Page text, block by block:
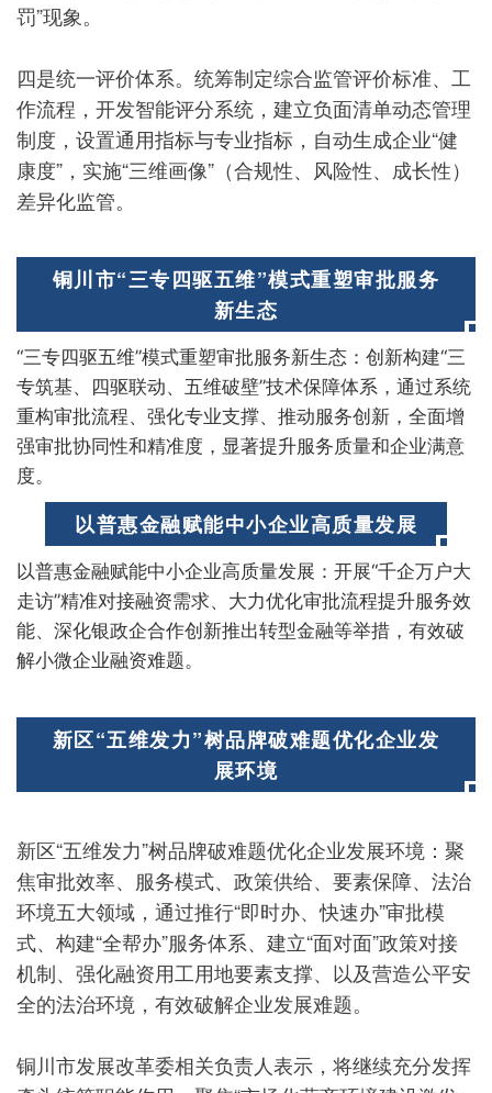
罚”现象。
四是统一评价体系。统筹制定综合监管评价标准、工
作流程，开发智能评分系统，建立负面清单动态管理
制度，设置通用指标与专业指标，自动生成企业“健
康度”，实施“三维画像”（合规性、风险性、成长性）
差异化监管。
铜川市“三专四驱五维”模式重塑审批服务
新生态
“三专四驱五维”模式重塑审批服务新生态：创新构建“三
专筑基、四驱联动、五维破壁”技术保障体系，通过系统
重构审批流程、强化专业支撑、推动服务创新，全面增
强审批协同性和精准度，显著提升服务质量和企业满意
度。
以普惠金融赋能中小企业高质量发展
以普惠金融赋能中小企业高质量发展：开展“千企万户大
走访”精准对接融资需求、大力优化审批流程提升服务效
能、深化银政企合作创新推出转型金融等举措，有效破
解小微企业融资难题。
新区“五维发力”树品牌破难题优化企业发
展环境
新区“五维发力”树品牌破难题优化企业发展环境：聚
焦审批效率、服务模式、政策供给、要素保障、法治
环境五大领域，通过推行“即时办、快速办”审批模
式、构建“全帮办”服务体系、建立“面对面”政策对接
机制、强化融资用工用地要素支撑、以及营造公平安
全的法治环境，有效破解企业发展难题。
铜川市发展改革委相关负责人表示，将继续充分发挥